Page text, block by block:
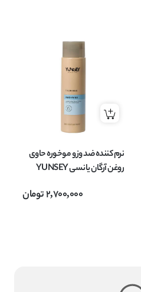
نرم کننده ضد وز و موخوره حاوی
روغن آرگان یانسی YUNSEY
2,700,000تومان